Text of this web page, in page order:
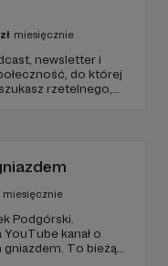
zł miesięcznie
newsletter i
do której
rzetelnego,
miesięcznie
Podgórski.
kanał o
To bieżący